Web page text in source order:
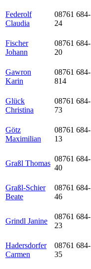
Federolf
Claudia
08761 684-
24
Fischer
Johann
08761 684-
20
Gawron
Karin
08761 684-
814
Glück
Christina
08761 684-
73
Götz
Maximilian
08761 684-
13
Graßl Thomas
08761 684-
40
Graßl-Schier
Beate
08761 684-
46
Grindl Janine
08761 684-
23
Hadersdorfer
Carmen
08761 684-
35